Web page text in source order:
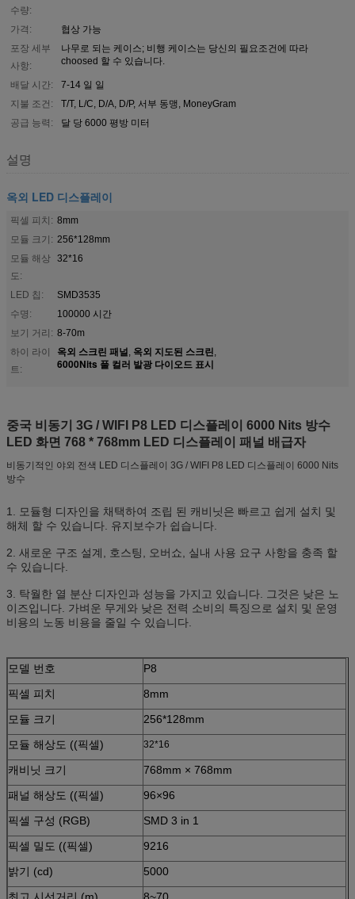
수량:
가격:
협상 가능
포장 세부
사항:
나무로 되는 케이스; 비행 케이스는 당신의 필요조건에 따라
choosed 할 수 있습니다.
배달 시간:
7-14 일 일
지불 조건:
T/T, L/C, D/A, D/P, 서부 동맹, MoneyGram
공급 능력:
달 당 6000 평방 미터
설명
옥외 LED 디스플레이
픽셀 피치: 8mm
모듈 크기: 256*128mm
모듈 해상
도:
32*16
LED 칩:
SMD3535
수명:
100000 시간
보기 거리: 8-70m
하이 라이
트:
옥외 스크린 패널, 옥외 지도된 ​​스크린,
6000Nits 풀 컬러 발광 다이오드 표시
중국 비동기 3G / WIFI P8 LED 디스플레이 6000 Nits 방수
LED 화면 768 * 768mm LED 디스플레이 패널 배급자
비동기적인 야외 전색 LED 디스플레이 3G / WIFI P8 LED 디스플레이 6000 Nits
방수
1. 모듈형 디자인을 채택하여 조립 된 캐비닛은 빠르고 쉽게 설치 및
해체 할 수 있습니다. 유지보수가 쉽습니다.
2. 새로운 구조 설계, 호스팅, 오버쇼, 실내 사용 요구 사항을 충족 할
수 있습니다.
3. 탁월한 열 분산 디자인과 성능을 가지고 있습니다. 그것은 낮은 노
이즈입니다. 가벼운 무게와 낮은 전력 소비의 특징으로 설치 및 운영
비용의 노동 비용을 줄일 수 있습니다.
모델 번호
P8
픽셀 피치
8mm
모듈 크기
256*128mm
모듈 해상도 ((픽셀)
32*16
캐비닛 크기
768mm × 768mm
패널 해상도 ((픽셀)
96×96
픽셀 구성 (RGB)
SMD 3 in 1
픽셀 밀도 ((픽셀)
9216
밝기 (cd)
5000